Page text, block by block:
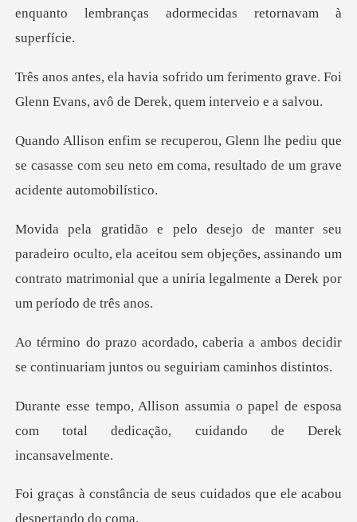
enq
ferimento grave. Foi
Glenn Evans, av
pediu que
se casasse com seu neto em coma, re
lto, ela aceitou sem objeções, assinando um
contrato matrimoni
a a ambos decidir
se continuariam ju
o papel de esposa
com total dedicaçã
e seus cuidados que ele a